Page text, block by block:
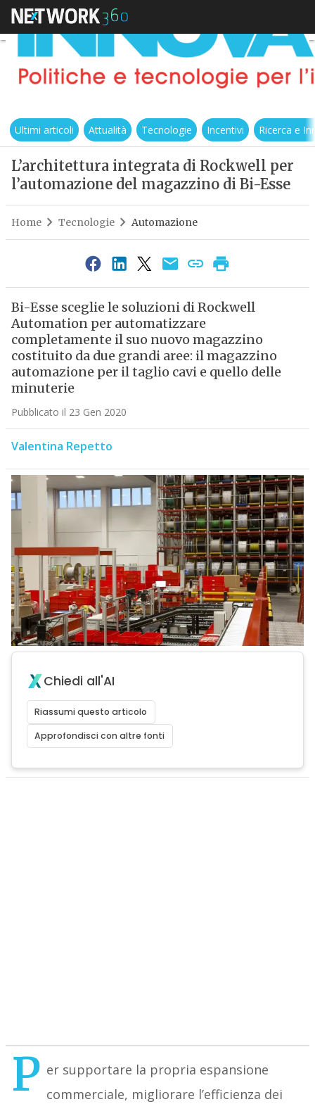
Ultimi articoli Attualità Tecnologie Incentivi Ricerca e
L’architettura integrata di Rockwell per
l’automazione del magazzino di Bi-Esse
Home Tecnologie Automazione
Bi-Esse sceglie le soluzioni di Rockwell
Automation per automatizzare
completamente il suo nuovo magazzino
costituito da due grandi aree: il magazzino
automazione per il taglio cavi e quello delle
minuterie
Pubblicato il 23 Gen 2020
Valentina Repetto
Chiedi all'AI
Riassumi questo articolo
Approfondisci con altre fonti
P er supportare la propria espansione
commerciale, migliorare l’efficienza dei